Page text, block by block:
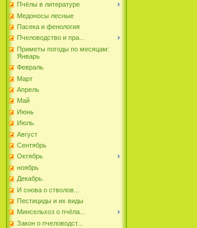
Пчёлы в литературе
Медоносы лесные
Пасека и фенология
Пчеловодство и пра...
Приметы погоды по месяцам:
Январь
Февраль
Март
Апрель
Май
Июнь
Июль.
Август
Сентябрь
Октябрь
ноябрь
Декабрь.
И снова о стволов...
Пестициды и их виды
Минсельхоз о пчёла...
Закон о пчеловодст...